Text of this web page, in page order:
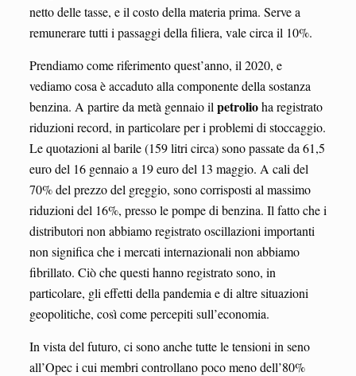
netto delle tasse, e il costo della materia prima. Serve a
remunerare tutti i passaggi della filiera, vale circa il 10%.
Prendiamo come riferimento quest’anno, il 2020, e
vediamo cosa è accaduto alla componente della sostanza
benzina. A partire da metà gennaio il petrolioha registrato
riduzioni record, in particolare per i problemi di stoccaggio.
Le quotazioni al barile (159 litri circa) sono passate da 61,5
euro del 16 gennaio a 19 euro del 13 maggio. A cali del
70% del prezzo del greggio, sono corrisposti al massimo
riduzioni del 16%, presso le pompe di benzina. Il fatto che i
distributori non abbiamo registrato oscillazioni importanti
non significa che i mercati internazionali non abbiamo
fibrillato. Ciò che questi hanno registrato sono, in
particolare, gli effetti della pandemia e di altre situazioni
geopolitiche, così come percepiti sull’economia.
In vista del futuro, ci sono anche tutte le tensioni in seno
all’Opec i cui membri controllano poco meno dell’80%